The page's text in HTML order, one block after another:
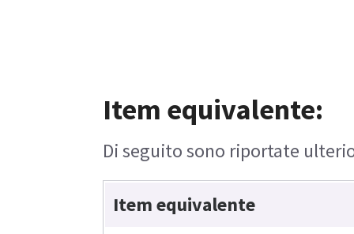
Item equivalente:
Di seguito sono riportate
Item equivalente